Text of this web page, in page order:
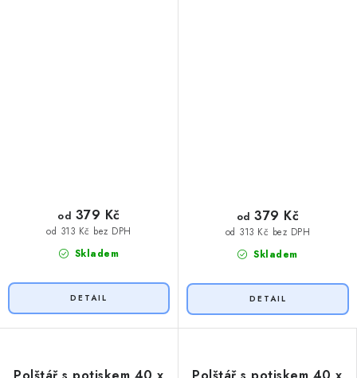
Skladem
od 313 Kč bez DPH
od 379 Kč
Skladem
od 313 Kč bez DPH
od 379 Kč